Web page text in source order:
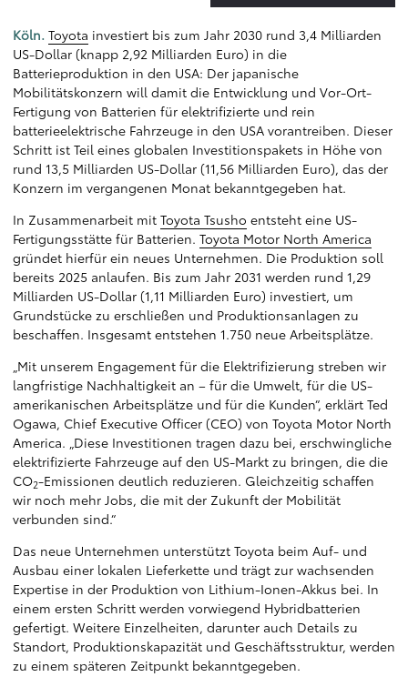
Köln. Toyota investiert bis zum Jahr 2030 rund 3,4 Milliarden
US-Dollar (knapp 2,92 Milliarden Euro) in die
Batterieproduktion in den USA: Der japanische
Mobilitätskonzern will damit die Entwicklung und Vor-Ort-
Fertigung von Batterien für elektrifizierte und rein
batterieelektrische Fahrzeuge in den USA vorantreiben. Dieser
Schritt ist Teil eines globalen Investitionspakets in Höhe von
rund 13,5 Milliarden US-Dollar (11,56 Milliarden Euro), das der
Konzern im vergangenen Monat bekanntgegeben hat.
In Zusammenarbeit mit Toyota Tsusho entsteht eine US-
Fertigungsstätte für Batterien. Toyota Motor North America
gründet hierfür ein neues Unternehmen. Die Produktion soll
bereits 2025 anlaufen. Bis zum Jahr 2031 werden rund 1,29
Milliarden US-Dollar (1,11 Milliarden Euro) investiert, um
Grundstücke zu erschließen und Produktionsanlagen zu
beschaffen. Insgesamt entstehen 1.750 neue Arbeitsplätze.
„Mit unserem Engagement für die Elektrifizierung streben wir
langfristige Nachhaltigkeit an – für die Umwelt, für die US-
amerikanischen Arbeitsplätze und für die Kunden“, erklärt Ted
Ogawa, Chief Executive Officer (CEO) von Toyota Motor North
America. „Diese Investitionen tragen dazu bei, erschwingliche
elektrifizierte Fahrzeuge auf den US-Markt zu bringen, die die
CO2-Emissionen deutlich reduzieren. Gleichzeitig schaffen
wir noch mehr Jobs, die mit der Zukunft der Mobilität
verbunden sind.“
Das neue Unternehmen unterstützt Toyota beim Auf- und
Ausbau einer lokalen Lieferkette und trägt zur wachsenden
Expertise in der Produktion von Lithium-Ionen-Akkus bei. In
einem ersten Schritt werden vorwiegend Hybridbatterien
gefertigt. Weitere Einzelheiten, darunter auch Details zu
Standort, Produktionskapazität und Geschäftsstruktur, werden
zu einem späteren Zeitpunkt bekanntgegeben.